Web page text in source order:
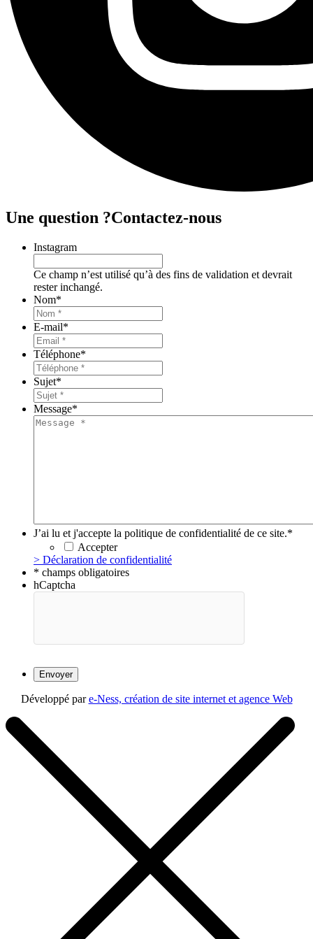
Une question ?Contactez-nous
Instagram
Ce champ n’est utilisé qu’à des fins de validation et devrait
rester inchangé.
Nom*
E-mail*
Téléphone*
Sujet*
Message*
J’ai lu et j'accepte la politique de confidentialité de ce site.*
Accepter
> Déclaration de confidentialité
* champs obligatoires
hCaptcha
Développé pare-Ness, création de site internet et agence Web